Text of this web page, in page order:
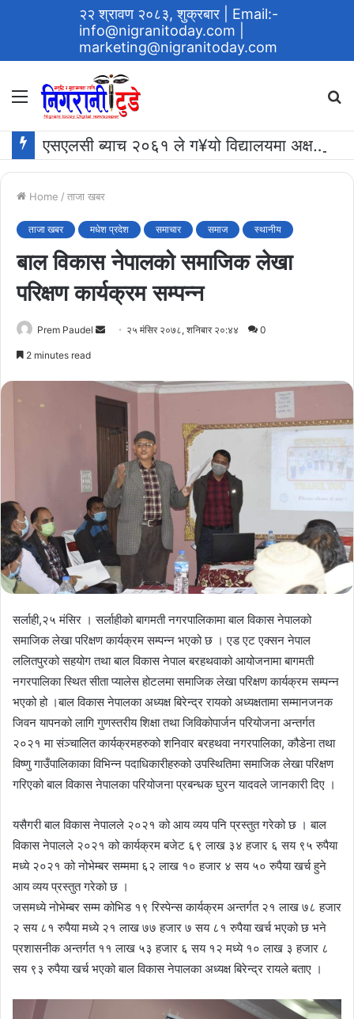
२२ श्रावण २०८३, शुक्रबार
| Email:-
info@nigranitoday.com
marketing@nigranitoday.com
Menu
एसएलसी ब्याच २०६१ ले ग¥यो विद्यालयमा अक्षयकोष स्थापना गर्ने घोषणा
Home / ताजा खबर
ताजा खबर मधेश प्रदेश समाचार समाज स्थानीय
बाल विकास नेपालको समाजिक लेखा
परिक्षण कार्यक्रम सम्पन्न
Prem Paudel
Send २५ मंसिर २०७८, शनिबार २०:४४ 0
2 minutes read
सर्लाही,२५ मंसिर । सर्लाहीको बागमती नगरपालिकामा बाल विकास नेपालको
समाजिक लेखा परिक्षण कार्यक्रम सम्पन्न भएको छ । एड एट एक्सन नेपाल
ललितपुरको सहयोग तथा बाल विकास नेपाल बरहथवाको आयोजनामा बागमती
नगरपालिका स्थित सीता प्यालेस होटलमा समाजिक लेखा परिक्षण कार्यक्रम सम्पन्न
भएको हो ।बाल विकास नेपालका अध्यक्ष बिरेन्द्र रायको अध्यक्षतामा सम्मानजनक
जिवन यापनको लागि गुणस्तरीय शिक्षा तथा जिविकोपार्जन परियोजना अन्तर्गत
२०२१ मा संञ्चालित कार्यक्रमहरुको शनिवार बरहथवा नगरपालिका, कौडेना तथा
विष्णु गाउँपालिकाका विभिन्न पदाधिकारीहरुको उपस्थितिमा समाजिक लेखा परिक्षण
गरिएको बाल विकास नेपालका परियोजना प्रबन्धक घुरन यादवले जानकारी दिए ।
यसैगरी बाल विकास नेपालले २०२१ को आय व्यय पनि प्रस्तुत गरेको छ । बाल
विकास नेपालले २०२१ को कार्यक्रम बजेट ६९ लाख ३४ हजार ६ सय ९५ रुपैया
मध्ये २०२१ को नोभेम्बर सम्ममा ६२ लाख १० हजार ४ सय ५० रुपैया खर्च हुने
आय व्यय प्रस्तुत गरेको छ ।
जसमध्ये नोभेम्बर सम्म कोभिड १९ रिस्पेन्स कार्यक्रम अन्तर्गत २१ लाख ७८ हजार
२ सय ८१ रुपैया मध्ये २१ लाख ७७ हजार ७ सय ८१ रुपैया खर्च भएको छ भने
प्रशासनीक अन्तर्गत ११ लाख ५३ हजार ६ सय १२ मध्ये १० लाख ३ हजार ८
सय ९३ रुपैया खर्च भएको बाल विकास नेपालका अध्यक्ष बिरेन्द्र रायले बताए ।